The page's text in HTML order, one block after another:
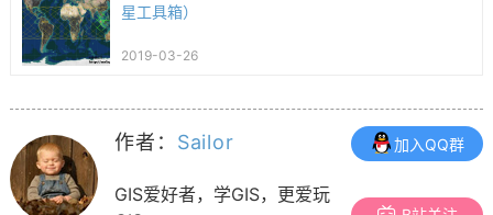
星工具箱）
2019-03-26
作者： Sailor
GIS爱好者，学GIS，更爱玩
加入QQ群